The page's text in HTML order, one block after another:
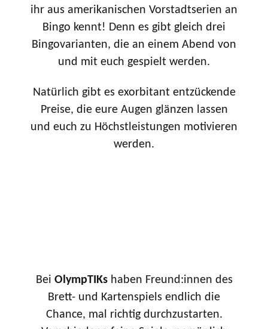
ihr aus amerikanischen Vorstadtserien an
Bingo kennt! Denn es gibt gleich drei
Bingovarianten, die an einem Abend von
und mit euch gespielt werden.
Natürlich gibt es exorbitant entzückende
Preise, die eure Augen glänzen lassen
und euch zu Höchstleistungen motivieren
werden.
Bei OlympTIKshaben Freund:innen des
Brett- und Kartenspiels endlich die
Chance, mal richtig durchzustarten.